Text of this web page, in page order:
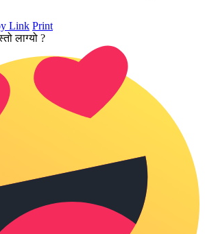
Link Print
लाग्यो ?